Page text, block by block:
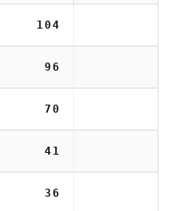
104
96
70
41
36